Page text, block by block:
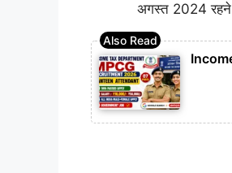
अगस्त 2024 रहने